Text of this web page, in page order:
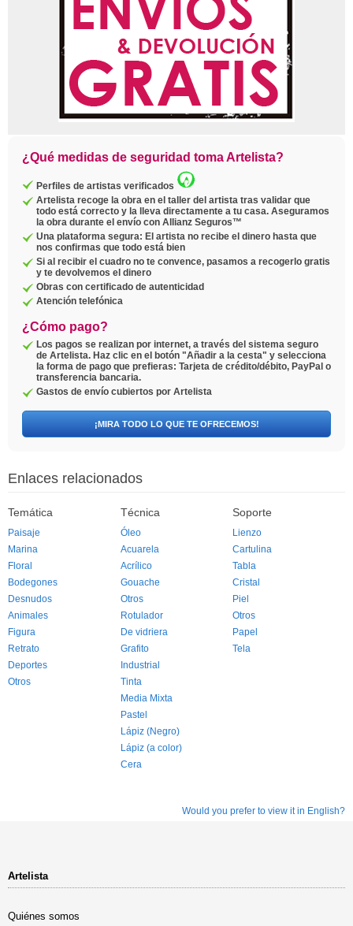
¿Qué medidas de seguridad toma Artelista?
Perfiles de artistas verificados
Artelista recoge la obra en el taller del artista tras validar que
todo está correcto y la lleva directamente a tu casa. Aseguramos
la obra durante el envío con Allianz Seguros™
Una plataforma segura: El artista no recibe el dinero hasta que
nos confirmas que todo está bien
Si al recibir el cuadro no te convence, pasamos a recogerlo gratis
y te devolvemos el dinero
Obras con certificado de autenticidad
Atención telefónica
¿Cómo pago?
Los pagos se realizan por internet, a través del sistema seguro
de Artelista. Haz clic en el botón "Añadir a la cesta" y selecciona
la forma de pago que prefieras: Tarjeta de crédito/débito, PayPal o
transferencia bancaria.
Gastos de envío cubiertos por Artelista
¡MIRA TODO LO QUE TE OFRECEMOS!
Enlaces relacionados
Temática
Paisaje
Marina
Floral
Bodegones
Desnudos
Animales
Figura
Retrato
Deportes
Otros
Técnica
Óleo
Acuarela
Acrílico
Gouache
Otros
Rotulador
De vidriera
Grafito
Industrial
Tinta
Media Mixta
Pastel
Lápiz (Negro)
Lápiz (a color)
Cera
Soporte
Lienzo
Cartulina
Tabla
Cristal
Piel
Otros
Papel
Tela
Would you prefer to view it in English?
Artelista
Quiénes somos